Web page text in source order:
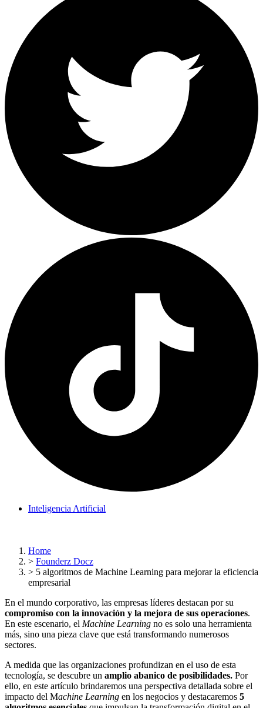
Inteligencia Artificial
Home
> Founderz Docz
> 5 algoritmos de Machine Learning para mejorar la eficiencia
empresarial
En el mundo corporativo, las empresas líderes destacan por su
compromiso con la innovación y la mejora de sus operaciones.
En este escenario, el Machine Learning no es solo una herramienta
más, sino una pieza clave que está transformando numerosos
sectores.
A medida que las organizaciones profundizan en el uso de esta
tecnología, se descubre un amplio abanico de posibilidades. Por
ello, en este artículo brindaremos una perspectiva detallada sobre el
impacto del Machine Learning en los negocios y destacaremos 5